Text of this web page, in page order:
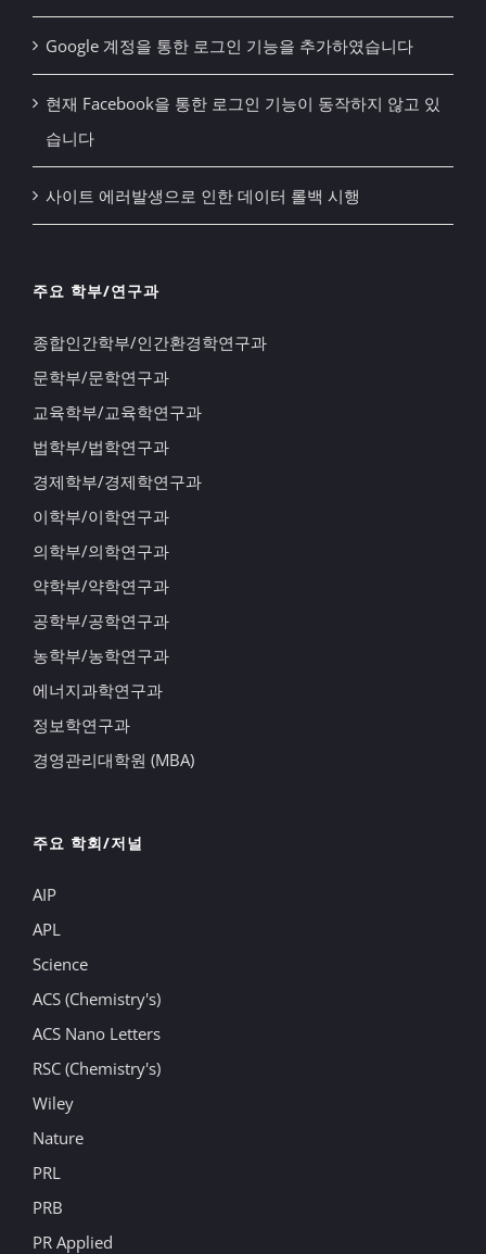
Google 계정을 통한 로그인 기능을 추가하였습니다
현재 Facebook을 통한 로그인 기능이 동작하지 않고 있
습니다
사이트 에러발생으로 인한 데이터 롤백 시행
주요 학부/연구과
종합인간학부/인간환경학연구과
문학부/문학연구과
교육학부/교육학연구과
법학부/법학연구과
경제학부/경제학연구과
이학부/이학연구과
의학부/의학연구과
약학부/약학연구과
공학부/공학연구과
농학부/농학연구과
에너지과학연구과
정보학연구과
경영관리대학원 (MBA)
주요 학회/저널
AIP
APL
Science
ACS (Chemistry's)
ACS Nano Letters
RSC (Chemistry's)
Wiley
Nature
PRL
PRB
PR Applied